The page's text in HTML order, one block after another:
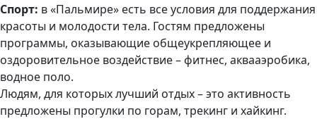
Спорт: в «Пальмире» есть все условия для поддержания
красоты и молодости тела. Гостям предложены
программы, оказывающие общеукрепляющее и
оздоровительное воздействие – фитнес, аквааэробика,
водное поло.
Людям, для которых лучший отдых – это активность
предложены прогулки по горам, трекинг и хайкинг.